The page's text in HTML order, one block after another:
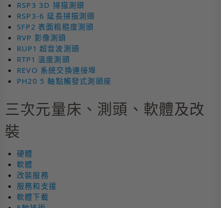
RSP3 3D 掃描測頭
RSP3-6 延長掃描測頭
SFP2 表面粗糙度測頭
RVP 影像測頭
RUP1 超音波測頭
RTP1 溫度測頭
REVO 系統交換連接埠
PH20 5 軸點觸發式測頭座
三次元量床、測頭、軟體及改
裝
硬體
軟體
改裝服務
服務和支援
軟體下載